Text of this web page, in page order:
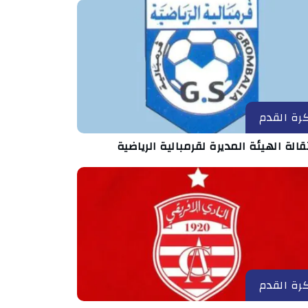
القدم
الهيئة المديرة لقرمبالية الرياضية
القدم